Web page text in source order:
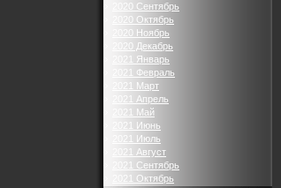
2020 Сентябрь
2020 Октябрь
2020 Ноябрь
2020 Декабрь
2021 Январь
2021 Февраль
2021 Март
2021 Апрель
2021 Май
2021 Июнь
2021 Июль
2021 Август
2021 Сентябрь
2021 Октябрь